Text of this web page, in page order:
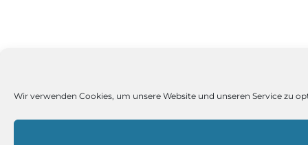
Wir verwenden Cookies, um unsere Website und unseren Service zu